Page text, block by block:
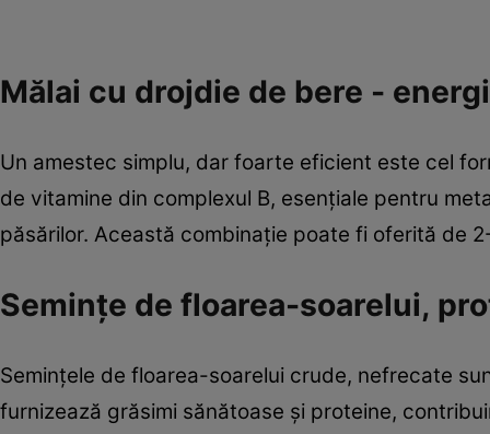
Mălai cu drojdie de bere -
Un amestec simplu, dar foarte eficient este cel
de vitamine din complexul B, esențiale pentru
păsărilor. Această combinație poate fi oferită de
Semințe de floarea-soarelui,
Semințele de floarea-soarelui crude, nefrecate
furnizează grăsimi sănătoase și proteine,